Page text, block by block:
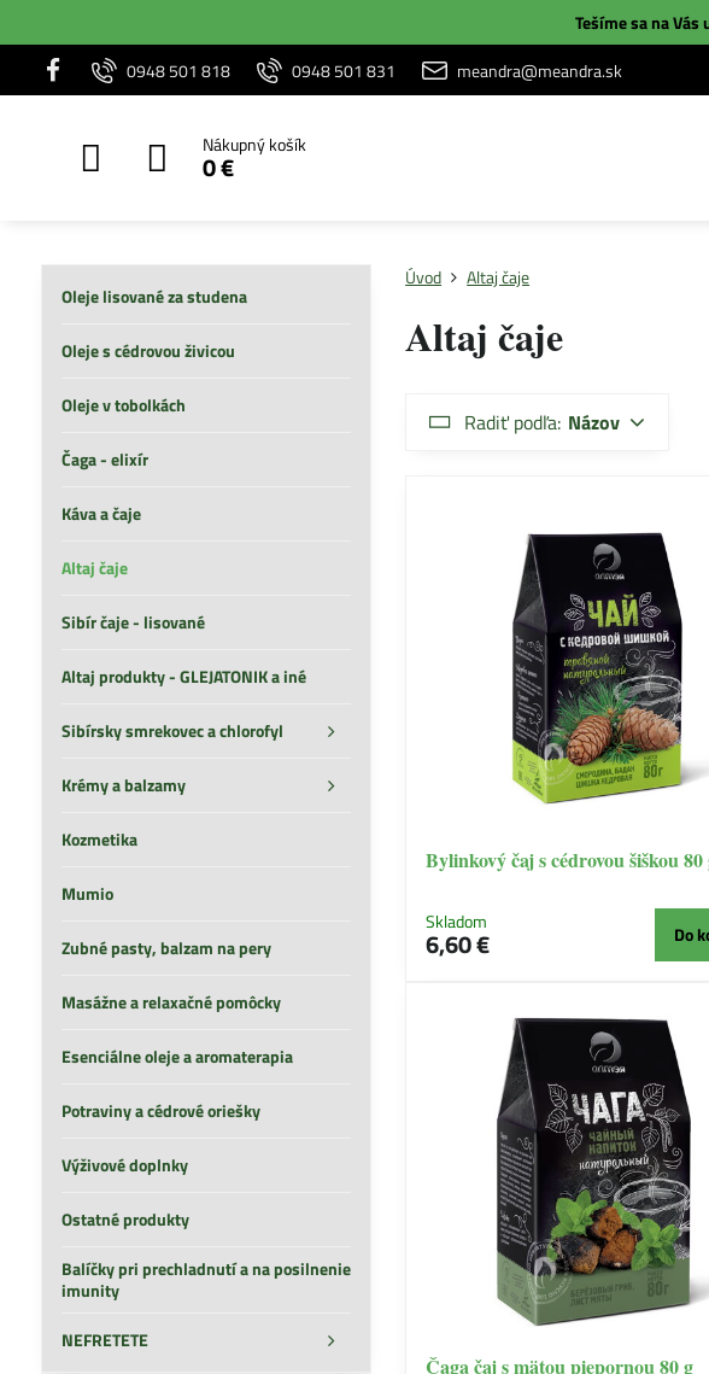
Tešíme sa na
0948 501 818
0948 501 831 meandra@meandra.sk
Nákupný košík
0 €
Úvod Altaj čaje
Altaj čaje
Radiť podľa: Názov
Bylinkový čaj s cédrovou šiškou 80
Skladom
6,60 € Do
Čaga čaj s mätou piepornou 80 g
Oleje lisované za studena
Oleje s cédrovou živicou
Oleje v tobolkách
Čaga - elixír
Káva a čaje
Altaj čaje
Sibír čaje - lisované
Altaj produkty - GLEJATONIK a iné
Sibírsky smrekovec a chlorofyl
Krémy a balzamy
Kozmetika
Mumio
Zubné pasty, balzam na pery
Masážne a relaxačné pomôcky
Esenciálne oleje a aromaterapia
Potraviny a cédrové oriešky
Výživové doplnky
Ostatné produkty
Balíčky pri prechladnutí a na posilnenie
imunity
NEFRETETE